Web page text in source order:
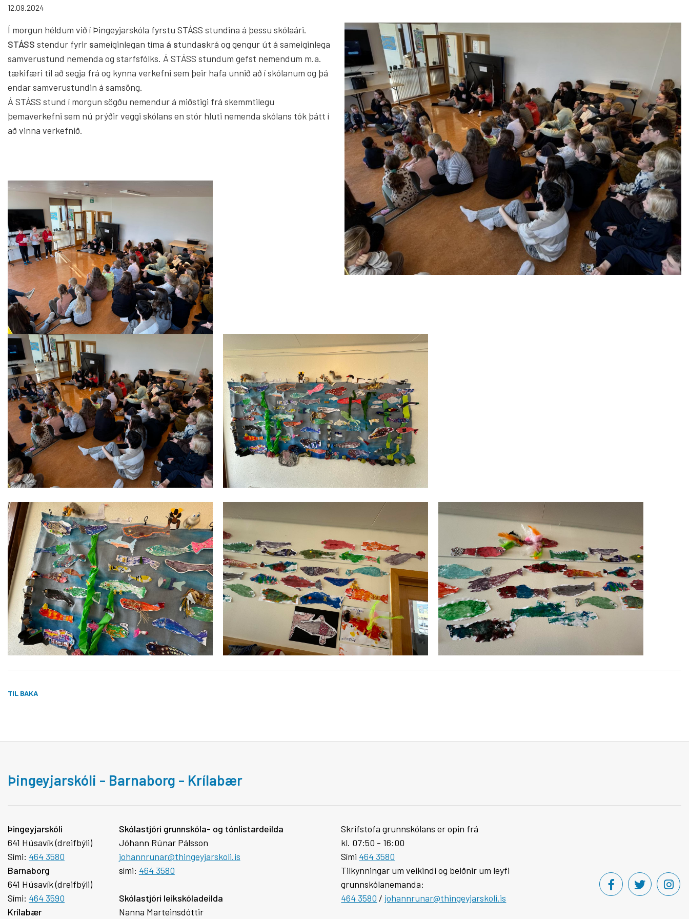
Innra og ytra mat
Foreldrafélag
Byrjendalæsi
Skólastefna Þingeyjarsveitar
Þróunarverkefni og samstarf
Starfslýsingar
Skólaráð
Barnaborg
Tónlistardeild
12.09.2024
Í morgun héldum við í Þingeyjarskóla fyrstu STÁSS stundina á þessu skólaári.
STÁSS stendur fyrir sameiginlegan tíma á stundaskrá og gengur út á sameiginlega
samverustund nemenda og starfsfólks. Á STÁSS stundum gefst nemendum m.a.
tækifæri til að segja frá og kynna verkefni sem þeir hafa unnið að í skólanum og þá
endar samverustundin á samsöng.
Á STÁSS stund í morgun sögðu nemendur á miðstigi frá skemmtilegu
þemaverkefni sem nú prýðir veggi skólans en stór hluti nemenda skólans tók þátt í
að vinna verkefnið.
TIL BAKA
Þingeyjarskóli - Barnaborg - Krílabær
Þingeyjarskóli
641 Húsavík (dreifbýli)
Sími: 464 3580
Barnaborg
641 Húsavík (dreifbýli)
Sími: 464 3590
Krílabær
Skólastjóri grunnskóla- og tónlistardeilda
Jóhann Rúnar Pálsson
johannrunar@thingeyjarskoli.is
sími: 464 3580
Skólastjóri leikskóladeilda
Nanna Marteinsdóttir
Skrifstofa grunnskólans er opin frá
kl. 07:50 - 16:00
Sími 464 3580
Tilkynningar um veikindi og beiðnir um leyfi
grunnskólanemanda:
464 3580 / johannrunar@thingeyjarskoli.is